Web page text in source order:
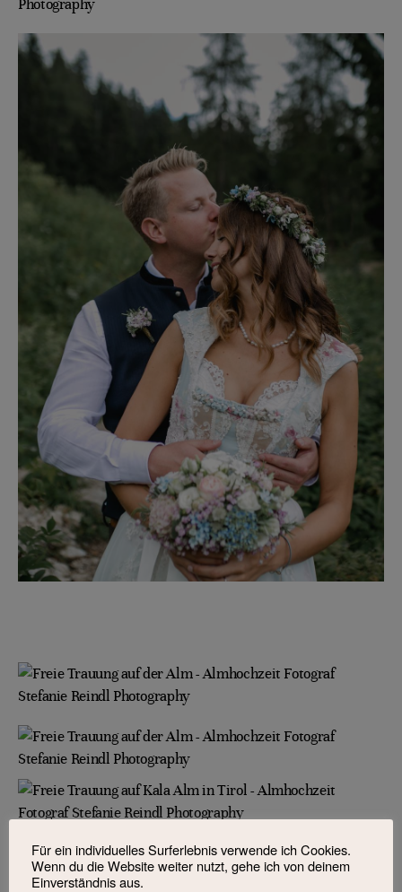
Für ein individuelles Surferlebnis verwende ich Cookies.
Wenn du die Website weiter nutzt, gehe ich von deinem
Einverständnis aus.